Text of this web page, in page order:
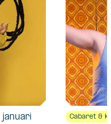
januari Cabaret &